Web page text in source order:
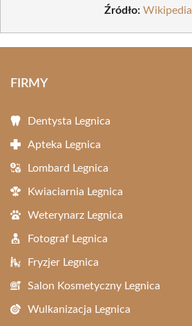
Źródło: Wikipedia
FIRMY
Dentysta Legnica
Apteka Legnica
Lombard Legnica
Kwiaciarnia Legnica
Weterynarz Legnica
Fotograf Legnica
Fryzjer Legnica
Salon Kosmetyczny Legnica
Wulkanizacja Legnica